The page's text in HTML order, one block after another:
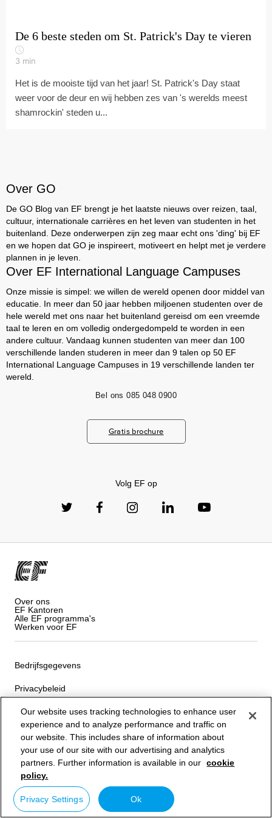
De 6 beste steden om St. Patrick's Day te vieren
3 min
Het is de mooiste tijd van het jaar! St. Patrick's Day staat
weer voor de deur en wij hebben zes van 's werelds meest
shamrockin' steden u...
Over GO
De GO Blog van EF brengt je het laatste nieuws over reizen, taal,
cultuur, internationale carrières en het leven van studenten in het
buitenland. Deze onderwerpen zijn zeg maar echt ons 'ding' bij EF
en we hopen dat GO je inspireert, motiveert en helpt met je verdere
plannen in je leven.
Over EF International Language Campuses
Onze missie is simpel: we willen de wereld openen door middel van
educatie. In meer dan 50 jaar hebben miljoenen studenten over de
hele wereld met ons naar het buitenland gereisd om een vreemde
taal te leren en om volledig ondergedompeld te worden in een
andere cultuur. Vandaag kunnen studenten van meer dan 100
verschillende landen studeren in meer dan 9 talen op 50 EF
International Language Campuses in 19 verschillende landen ter
wereld.
Bel ons 085 048 0900
Gratis brochure
Volg EF op
Over ons
EF Kantoren
Alle EF programma's
Werken voor EF
Bedrijfsgegevens
Privacybeleid
Algemene Voorwaarden
Cookiebeleid
© Signum International AG 2026. Alle rechten voorbehouden.
Our website uses tracking technologies to enhance user
experience and to analyze performance and traffic on
our website. This includes share of information about
your use of our site with our advertising and analytics
partners. Further information is available in our cookie
policy.
Privacy Settings Ok